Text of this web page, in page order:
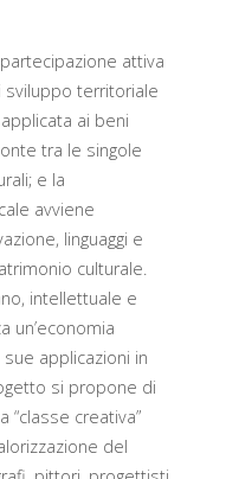
attiva
sviluppo territoriale
ai beni
tra le singole
e la
avviene
linguaggi e
culturale.
intellettuale e
un’economia
applicazioni in
si propone di
creativa”
del